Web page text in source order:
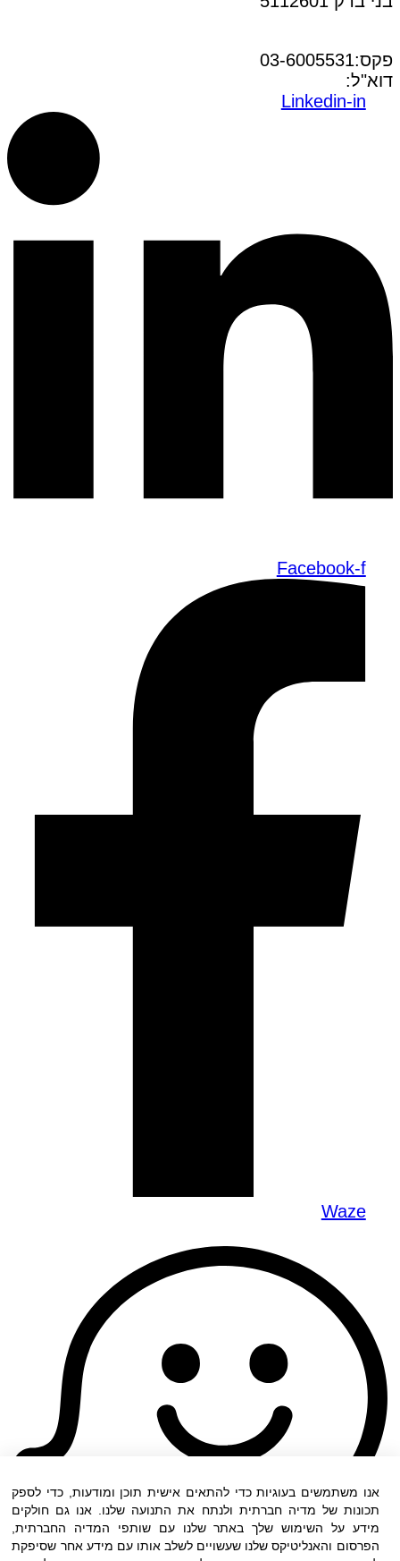
פקס:03-6005531
דוא"ל:
Linkedin-in
Facebook-f
Waze
אנו משתמשים בעוגיות כדי להתאים אישית תוכן ומודעות, כדי לספק
תכונות של מדיה חברתית ולנתח את התנועה שלנו. אנו גם חולקים
מידע על השימוש שלך באתר שלנו עם שותפי המדיה החברתית,
הפרסום והאנליטיקס שלנו שעשויים לשלב אותו עם מידע אחר שסיפקת